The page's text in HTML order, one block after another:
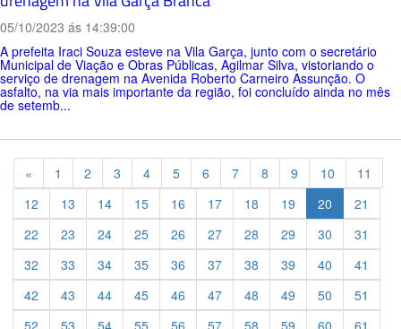
05/10/2023 ás 14:39:00
A prefeita Iraci Souza esteve na Vila Garça, junto com o secretário
Municipal de Viação e Obras Públicas, Agilmar Silva, vistoriando o
serviço de drenagem na Avenida Roberto Carneiro Assunção. O
asfalto, na via mais importante da região, foi concluído ainda no mês
de setemb...
« Previous
1 2 3 4 5 6 7 8 9 10
11
12
13 14 15 16 17 18 19 20
21
22
23 24 25 26 27 28 29 30
31
32
33 34 35 36 37 38 39 40
41
42
43 44 45 46 47 48 49 50
51
52
53 54 55 56 57 58 59 60 61